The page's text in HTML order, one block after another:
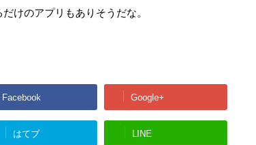
けのアプリもありそうだな。
Facebook Google+
はてブ LINE